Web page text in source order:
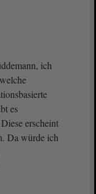
ich
es
erscheint
Da würde ich